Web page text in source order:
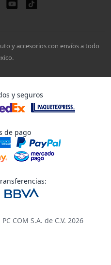
y accesorios con envíos a todo
y seguros
de pago
COM S.A. de C.V. 2026